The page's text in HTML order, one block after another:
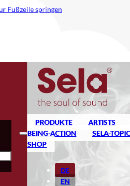
Fußzeile springen
PRODUKTE
ARTISTS
BEING-ACTION
SELA-
SHOP
DE
EN